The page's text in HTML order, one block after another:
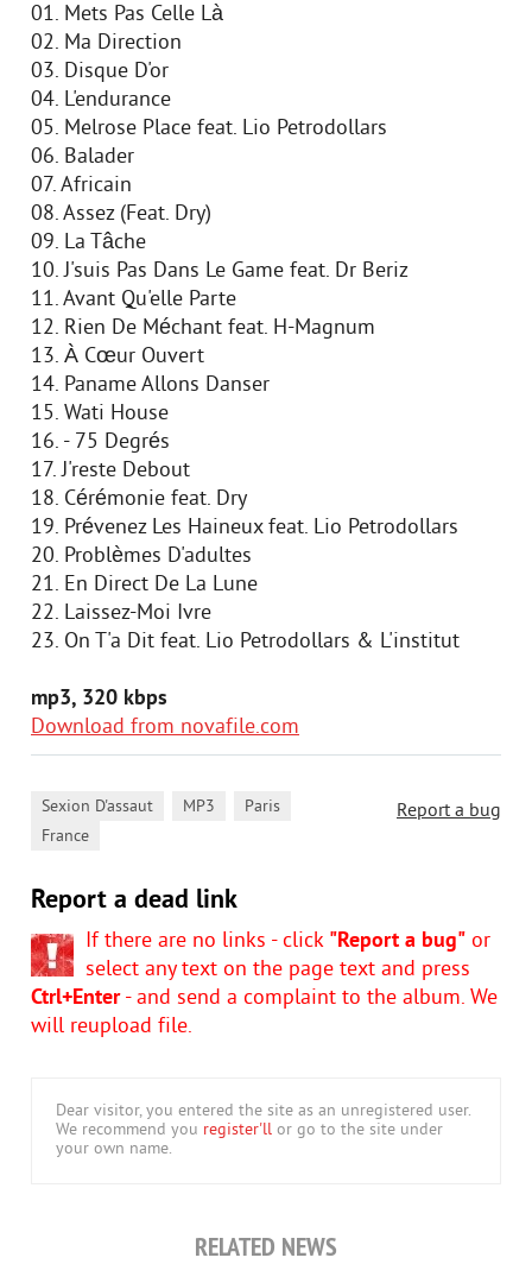
01. Mets Pas Celle Là
02. Ma Direction
03. Disque D'or
04. L'endurance
05. Melrose Place feat. Lio Petrodollars
06. Balader
07. Africain
08. Assez (Feat. Dry)
09. La Tâche
10. J'suis Pas Dans Le Game feat. Dr Beriz
11. Avant Qu'elle Parte
12. Rien De Méchant feat. H-Magnum
13. À Cœur Ouvert
14. Paname Allons Danser
15. Wati House
16. - 75 Degrés
17. J'reste Debout
18. Cérémonie feat. Dry
19. Prévenez Les Haineux feat. Lio Petrodollars
20. Problèmes D'adultes
21. En Direct De La Lune
22. Laissez-Moi Ivre
23. On T'a Dit feat. Lio Petrodollars & L'institut
mp3, 320 kbps
Download from novafile.com
Report a bug
Sexion D'assaut MP3 Paris
France
Report a dead link
If there are no links - click "Report a bug" or
select any text on the page text and press
Ctrl+Enter- and send a complaint to the album. We
will reupload file.
Dear visitor, you entered the site as an unregistered user.
We recommend you register'll or go to the site under
your own name.
RELATED NEWS